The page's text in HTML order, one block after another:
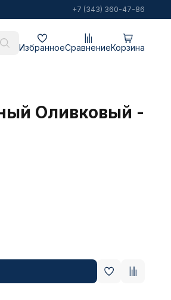
+7 (343) 360-47-86
ИзбранноеСравнениеКорзина
Оливковый -